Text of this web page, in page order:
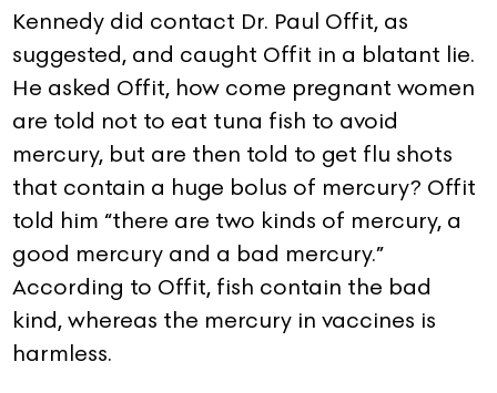
Kennedy did contact Dr. Paul Offit, as
suggested, and caught Offit in a blatant lie.
He asked Offit, how come pregnant women
are told not to eat tuna fish to avoid
mercury, but are then told to get flu shots
that contain a huge bolus of mercury? Offit
told him “there are two kinds of mercury, a
good mercury and a bad mercury.”
According to Offit, fish contain the bad
kind, whereas the mercury in vaccines is
harmless.